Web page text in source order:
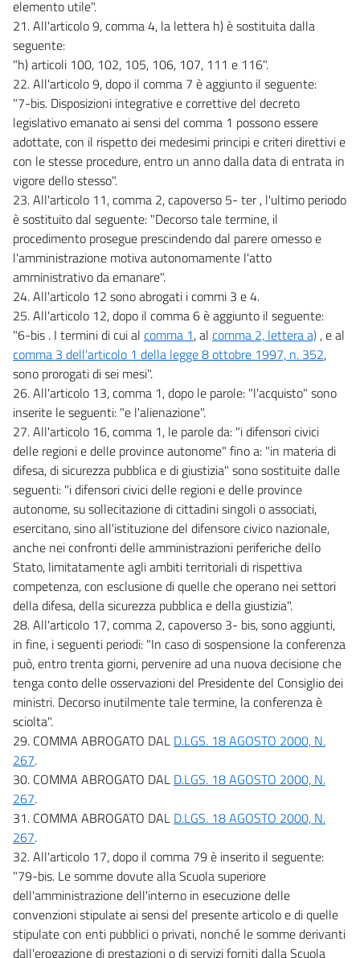
elemento utile".
21. All'articolo 9, comma 4, la lettera h) è sostituita dalla
seguente:
"h) articoli 100, 102, 105, 106, 107, 111 e 116".
22. All'articolo 9, dopo il comma 7 è aggiunto il seguente:
"7-bis. Disposizioni integrative e correttive del decreto
legislativo emanato ai sensi del comma 1 possono essere
adottate, con il rispetto dei medesimi principi e criteri direttivi e
con le stesse procedure, entro un anno dalla data di entrata in
vigore dello stesso".
23. All'articolo 11, comma 2, capoverso 5- ter , l'ultimo periodo
è sostituito dal seguente: "Decorso tale termine, il
procedimento prosegue prescindendo dal parere omesso e
l'amministrazione motiva autonomamente l'atto
amministrativo da emanare".
24. All'articolo 12 sono abrogati i commi 3 e 4.
25. All'articolo 12, dopo il comma 6 è aggiunto il seguente:
"6-bis . I termini di cui al comma 1, al comma 2, lettera a), e al
comma 3 dell'articolo 1 della legge 8 ottobre 1997, n. 352,
sono prorogati di sei mesi".
26. All'articolo 13, comma 1, dopo le parole: "l'acquisto" sono
inserite le seguenti: "e l'alienazione".
27. All'articolo 16, comma 1, le parole da: "i difensori civici
delle regioni e delle province autonome" fino a: "in materia di
difesa, di sicurezza pubblica e di giustizia" sono sostituite dalle
seguenti: "i difensori civici delle regioni e delle province
autonome, su sollecitazione di cittadini singoli o associati,
esercitano, sino all'istituzione del difensore civico nazionale,
anche nei confronti delle amministrazioni periferiche dello
Stato, limitatamente agli ambiti territoriali di rispettiva
competenza, con esclusione di quelle che operano nei settori
della difesa, della sicurezza pubblica e della giustizia".
28. All'articolo 17, comma 2, capoverso 3- bis, sono aggiunti,
in fine, i seguenti periodi: "In caso di sospensione la conferenza
può, entro trenta giorni, pervenire ad una nuova decisione che
tenga conto delle osservazioni del Presidente del Consiglio dei
ministri. Decorso inutilmente tale termine, la conferenza è
sciolta".
29. COMMA ABROGATO DAL D.LGS. 18 AGOSTO 2000, N.
267.
30. COMMA ABROGATO DAL D.LGS. 18 AGOSTO 2000, N.
267.
31. COMMA ABROGATO DAL D.LGS. 18 AGOSTO 2000, N.
267.
32. All'articolo 17, dopo il comma 79 è inserito il seguente:
"79-bis. Le somme dovute alla Scuola superiore
dell'amministrazione dell'interno in esecuzione delle
convenzioni stipulate ai sensi del presente articolo e di quelle
stipulate con enti pubblici o privati, nonché le somme derivanti
dall'erogazione di prestazioni o di servizi forniti dalla Scuola